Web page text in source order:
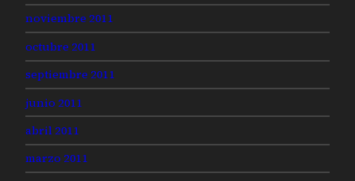
noviembre 2011
octubre 2011
septiembre 2011
junio 2011
abril 2011
marzo 2011